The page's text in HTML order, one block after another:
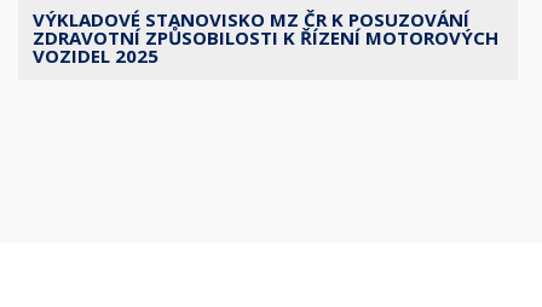
VÝKLADOVÉ STANOVISKO MZ ČR K POSUZOVÁNÍ
ZDRAVOTNÍ ZPŮSOBILOSTI K ŘÍZENÍ MOTOROVÝCH
VOZIDEL 2025